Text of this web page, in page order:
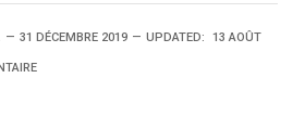
31 DÉCEMBRE 2019 UPDATED: 13 AOÛT